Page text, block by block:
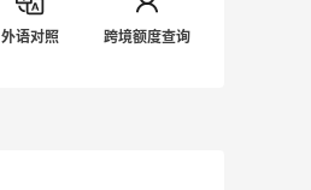
外语对照 跨境额度查询